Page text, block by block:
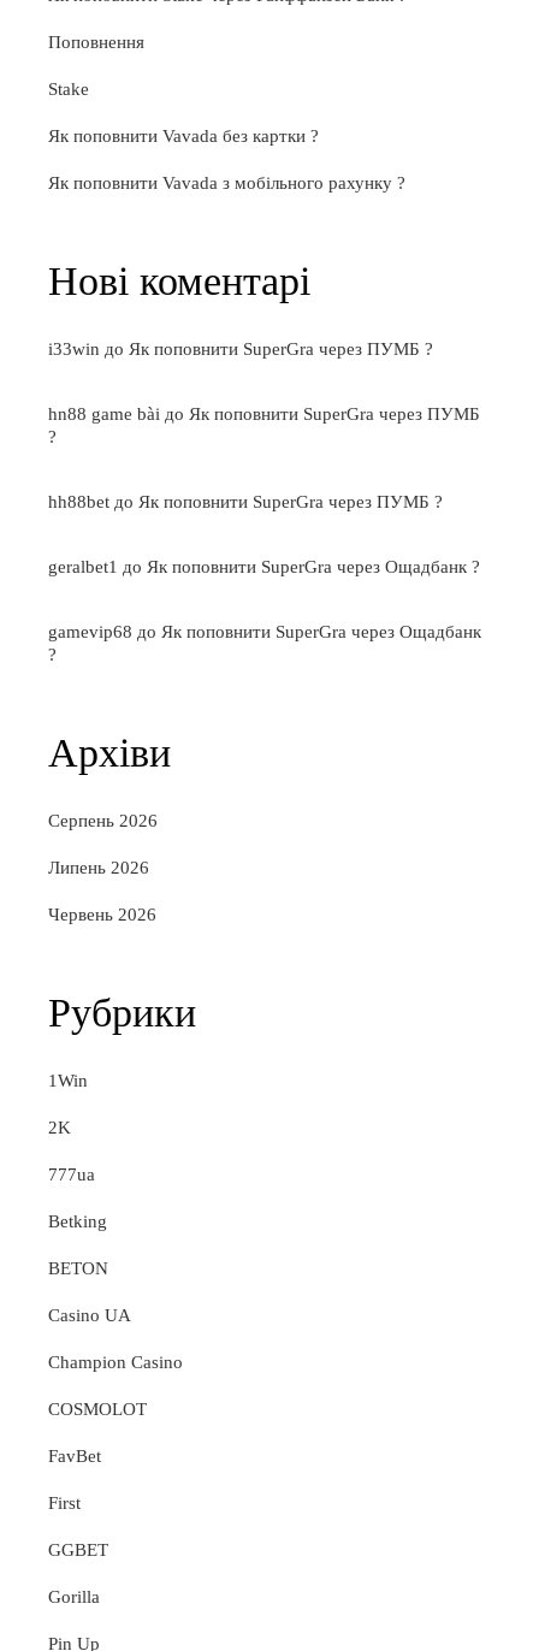
Поповнення
Stake
Як поповнити Vavada без картки ?
Як поповнити Vavada з мобільного рахунку ?
Нові коментарі
i33win до Як поповнити SuperGra через ПУМБ ?
hn88 game bài до Як поповнити SuperGra через ПУМБ
?
hh88bet до Як поповнити SuperGra через ПУМБ ?
geralbet1 до Як поповнити SuperGra через Ощадбанк ?
gamevip68 до Як поповнити SuperGra через Ощадбанк
?
Архіви
Серпень 2026
Липень 2026
Червень 2026
Рубрики
1Win
2K
777ua
Betking
BETON
Casino UA
Champion Casino
COSMOLOT
FavBet
First
GGBET
Gorilla
Pin Up